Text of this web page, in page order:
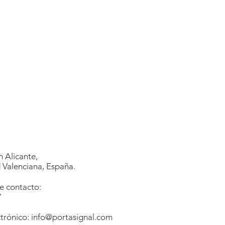
Alicante,
España.
contacto:
info@portasignal.com